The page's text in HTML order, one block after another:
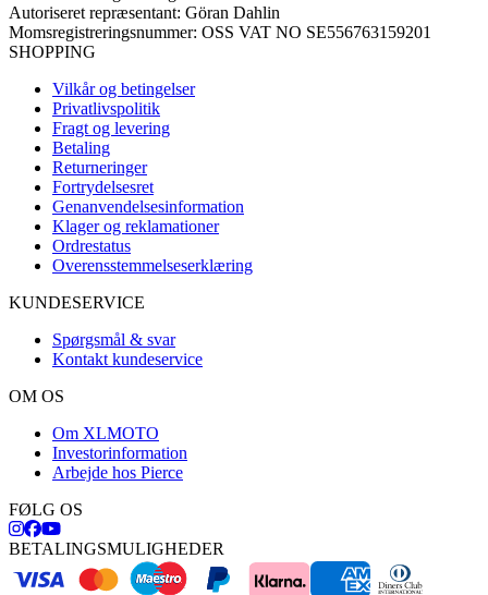
Autoriseret repræsentant: Göran Dahlin
Momsregistreringsnummer: OSS VAT NO SE556763159201
SHOPPING
Vilkår og betingelser
Privatlivspolitik
Fragt og levering
Betaling
Returneringer
Fortrydelsesret
Genanvendelsesinformation
Klager og reklamationer
Ordrestatus
Overensstemmelseserklæring
KUNDESERVICE
Spørgsmål & svar
Kontakt kundeservice
OM OS
Om XLMOTO
Investorinformation
Arbejde hos Pierce
FØLG OS
BETALINGSMULIGHEDER